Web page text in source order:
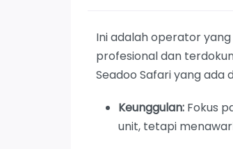
Ini adalah operator
profesional dan
Seadoo Safari yang ada
Keunggulan: Fokus
unit, tetapi